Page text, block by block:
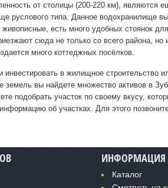
от столицы (200-220 км), являются
руслового типа. Данное водохранилище
есть много удобных стоянок
сюда не только со всего района, но
много коттеджных посёлков.
и инвестировать в жилищное строительство
вы найдете множество активов в
подобрать участок по своему вкусу,
об участках. Для этого
ИНФОРМАЦИЯ
Каталог